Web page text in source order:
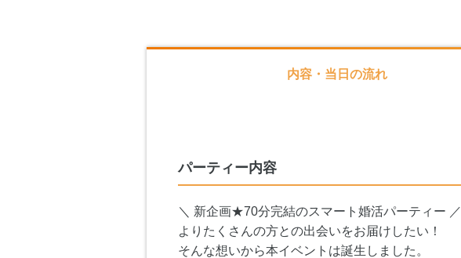
内容・当日の流れ
パーティー内容
＼ 新企画★70分完結のスマート婚活パーティー ／
よりたくさんの方との出会いをお届けしたい！
そんな想いから本イベントは誕生しました。